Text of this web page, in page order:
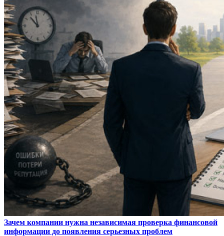
Зачем компании нужна независимая проверка финансовой
информации до появления серьезных проблем